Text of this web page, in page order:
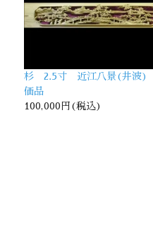
杉 2.5寸 近江八景(井波
価品
100,000円(税込)